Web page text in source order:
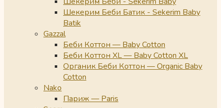
Шекерим Беби Батик - Sekerim Baby
Batik
Gazzal
Беби Коттон — Baby Cotton
Беби Коттон XL — Baby Cotton XL
Органик Беби Коттон — Organic Baby
Cotton
Nako
Париж — Paris